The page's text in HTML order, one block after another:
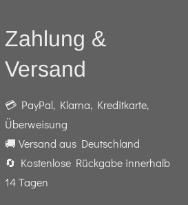
Zahlung &
Versand
💳 PayPal, Klarna, Kreditkarte,
Überweisung
🚚 Versand aus Deutschland
🔄 Kostenlose Rückgabe innerhalb
14 Tagen